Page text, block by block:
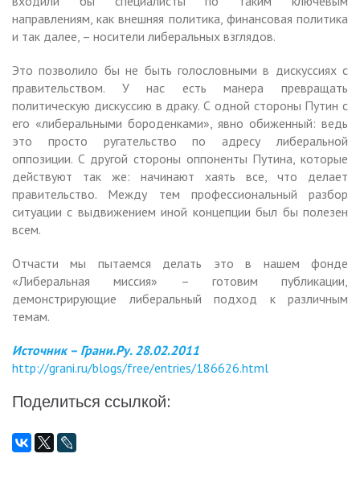
направлениям, как внешняя политика, финансовая политика
и так далее, – носители либеральных взглядов.
Это позволило бы не быть голословными в дискуссиях с
правительством. У нас есть манера превращать
политическую дискуссию в драку. С одной стороны Путин с
его «либеральными бороденками», явно обиженный: ведь
это просто ругательство по адресу либеральной
оппозиции. С другой стороны оппоненты Путина, которые
действуют так же: начинают хаять все, что делает
правительство. Между тем профессиональный разбор
ситуации с выдвижением иной концепции был бы полезен
всем.
Отчасти мы пытаемся делать это в нашем фонде
«Либеральная миссия» – готовим публикации,
демонстрирующие либеральный подход к различным
темам.
Источник – Грани.Ру. 28.02.2011
http://grani.ru/blogs/free/entries/186626.html
Поделиться ссылкой: